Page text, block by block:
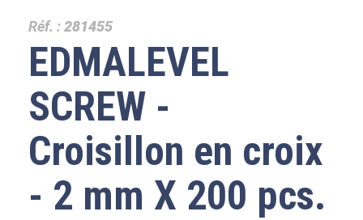
Réf. :281455
EDMALEVEL
SCREW -
Croisillon en croix
- 2 mm X 200 pcs.